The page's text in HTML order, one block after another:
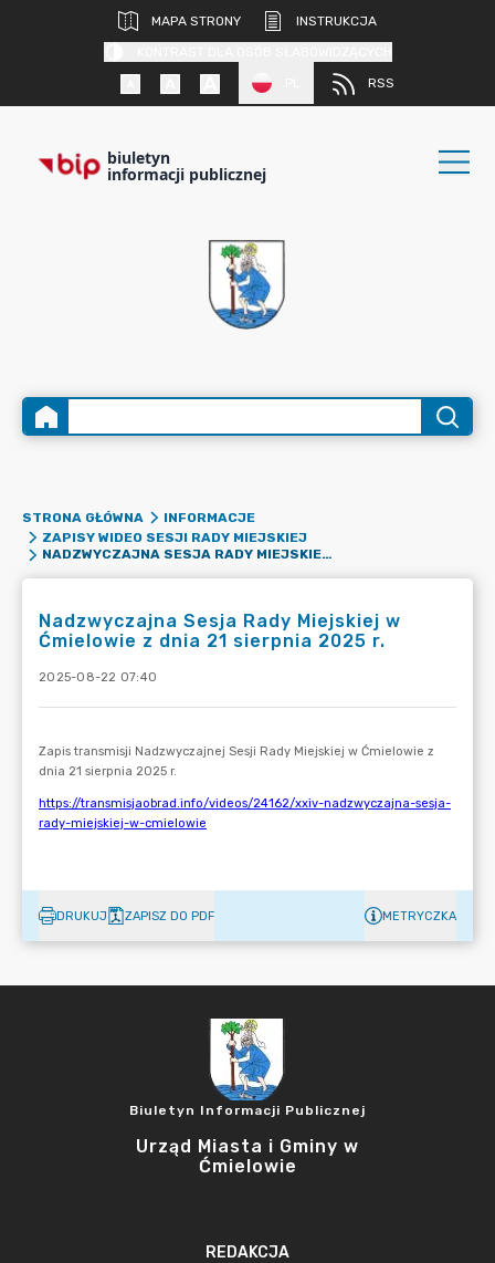
MAPA STRONY
INSTRUKCJA
RSS
biuletyn
informacji publicznej
STRONA GŁÓWNA
INFORMACJE
ZAPISY WIDEO SESJI RADY MIEJSKIEJ
NADZWYCZAJNA SESJA RADY MIEJSKIEJ W ĆMIELOWIE Z DNIA 21 SIERPNIA 2025 R.
Nadzwyczajna Sesja Rady Miejskiej w
Ćmielowie z dnia 21 sierpnia 2025 r.
2025-08-22 07:40
DRUKUJ ZAPISZ DO PDF METRYCZKA
Biuletyn Informacji Publicznej
Urząd Miasta i Gminy w
Ćmielowie
REDAKCJA